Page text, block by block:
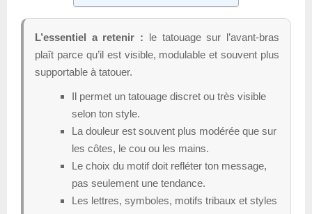
L’essentiel a retenir : le tatouage sur l’avant-bras
plaît parce qu’il est visible, modulable et souvent plus
supportable à tatouer.
Il permet un tatouage discret ou très visible
selon ton style.
La douleur est souvent plus modérée que sur
les côtes, le cou ou les mains.
Le choix du motif doit refléter ton message,
pas seulement une tendance.
Les lettres, symboles, motifs tribaux et styles